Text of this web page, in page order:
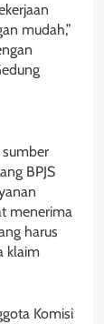
mudah,”
BPJS
menerima
harus
klaim
Komisi